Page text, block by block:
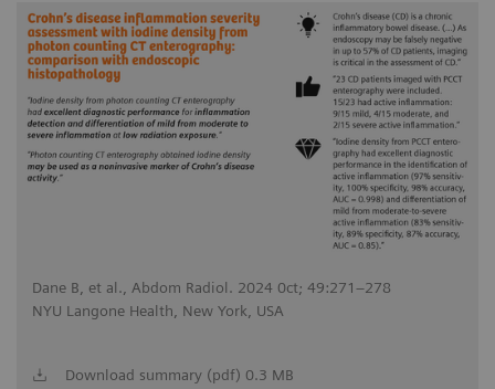
Dane B, et al., Abdom Radiol. 2024 0ct; 49:271–278
NYU Langone Health, New York, USA
Download summary (pdf) 0.3 MB